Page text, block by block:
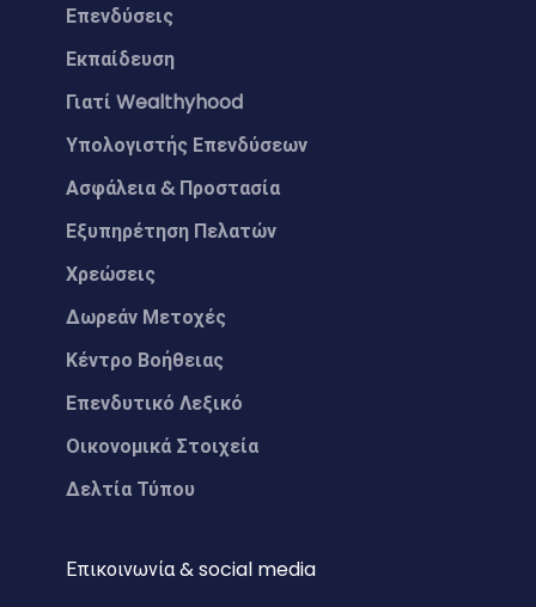
Επενδύσεις
Εκπαίδευση
Γιατί Wealthyhood
Υπολογιστής Επενδύσεων
Ασφάλεια & Προστασία
Εξυπηρέτηση Πελατών
Χρεώσεις
Δωρεάν Μετοχές
Κέντρο Βοήθειας
Επενδυτικό Λεξικό
Οικονομικά Στοιχεία
Δελτία Τύπου
Επικοινωνία & social media